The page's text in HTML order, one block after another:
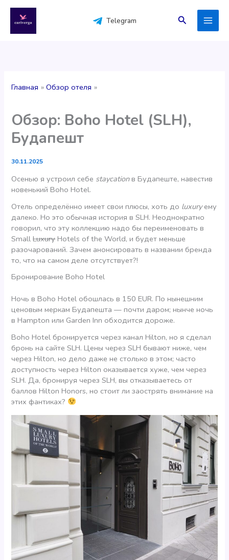
содержимому
Telegram Поиск
Главная Обзор отеля
Обзор: Boho Hotel (SLH),
Будапешт
30.11.2025
Осенью я устроил себе staycationв Будапеште, навестив
новенький Boho Hotel.
Отель определённо имеет свои плюсы, хоть до luxuryему
далеко. Но это обычная история в SLH. Неоднократно
говорил, что эту коллекцию надо бы переименовать в
SmallLuxuryHotels of the World, и будет меньше
разочарований. Зачем анонсировать в названии бренда
то, что на самом деле отсутствует?!
Бронирование Boho Hotel
Ночь в Boho Hotel обошлась в 150 EUR. По нынешним
ценовым меркам Будапешта — почти даром; нынче ночь
в Hampton или Garden Inn обходится дороже.
Boho Hotel бронируется через канал Hilton, но я сделал
бронь на сайте SLH. Цены через SLH бывают ниже, чем
через Hilton, но дело даже не столько в этом; часто
доступность через Hilton оказывается хуже, чем через
SLH. Да, бронируя через SLH, вы отказываетесь от
баллов Hilton Honors, но стоит ли заострять внимание на
этих фантиках?